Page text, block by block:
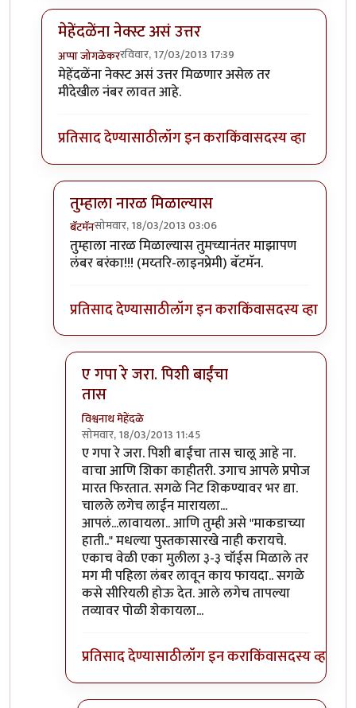
मेहेंदळेंना नेक्स्ट असं उत्तर
अप्पा जोगळेकररविवार, 17/03/2013 17:39
In reply toमुलं पण काही कमी नमुने नसतात.
मेहेंदळेंना नेक्स्ट असं उत्तर मिळणार असेल तर
मीदेखील नंबर लावत आहे.
प्रतिसाद देण्यासाठीलॉग इन कराकिंवासदस्य व्हा
तुम्हाला नारळ मिळाल्यास
बॅटमॅनसोमवार, 18/03/2013 03:06
In reply toमेहेंदळेंना नेक्स्ट असं उत्तरbyअप्पा जोगळेकर
तुम्हाला नारळ मिळाल्यास तुमच्यानंतर माझापण
लंबर बरंका!!! (मय्तरि-लाइनप्रेमी) बॅटमॅन.
प्रतिसाद देण्यासाठीलॉग इन कराकिंवासदस्य व्हा
ए गपा रे जरा. पिशी बाईंचा
तास
विश्वनाथ मेहेंदळे
सोमवार, 18/03/2013 11:45
In reply toतुम्हाला नारळ मिळाल्यासbyबॅटमॅन
ए गपा रे जरा. पिशी बाईंचा तास चालू आहे ना.
वाचा आणि शिका काहीतरी. उगाच आपले प्रपोज
मारत फिरतात. सगळे निट शिकण्यावर भर द्या.
चालले लगेच लाईन मारायला...
आपलं...लावायला.. आणि तुम्ही असे "माकडाच्या
हाती.." मधल्या पुस्तकासारखे नाही करायचे.
एकाच वेळी एका मुलीला ३-३ चॉईस मिळाले तर
मग मी पहिला लंबर लावून काय फायदा.. सगळे
कसे सीरियली होऊ देत. आले लगेच तापल्या
तव्यावर पोळी शेकायला...
प्रतिसाद देण्यासाठीलॉग इन कराकिंवासदस्य व्हा